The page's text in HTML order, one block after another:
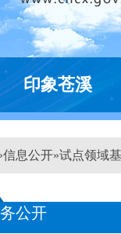
印象苍溪
信息公开»试点领域
公开